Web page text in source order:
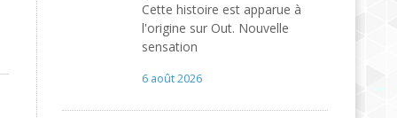
Cette histoire est apparue à
l'origine sur Out. Nouvelle
sensation
6 août 2026